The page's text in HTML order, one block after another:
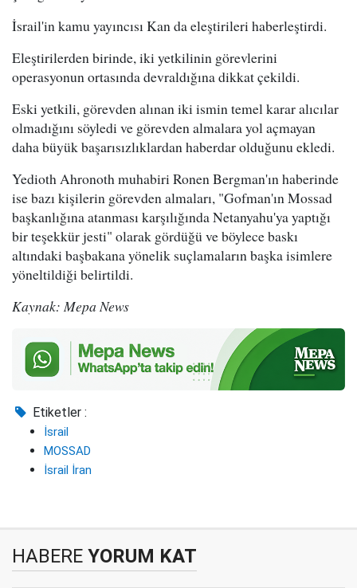
İsrail'in kamu yayıncısı Kan da eleştirileri haberleştirdi.
Eleştirilerden birinde, iki yetkilinin görevlerini
operasyonun ortasında devraldığına dikkat çekildi.
Eski yetkili, görevden alınan iki ismin temel karar alıcılar
olmadığını söyledi ve görevden almalara yol açmayan
daha büyük başarısızlıklardan haberdar olduğunu ekledi.
Yedioth Ahronoth muhabiri Ronen Bergman'ın haberinde
ise bazı kişilerin görevden almaları, "Gofman'ın Mossad
başkanlığına atanması karşılığında Netanyahu'ya yaptığı
bir teşekkür jesti" olarak gördüğü ve böylece baskı
altındaki başbakana yönelik suçlamaların başka isimlere
yöneltildiği belirtildi.
Kaynak: Mepa News
Etiketler :
İsrail
MOSSAD
İsrail İran
HABERE YORUM KAT